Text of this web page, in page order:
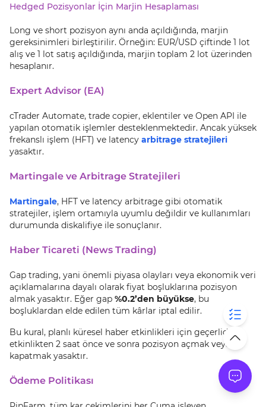
Hedged Pozisyonlar İçin Marjin Hesaplaması
Long ve short pozisyon aynı anda açıldığında, marjin
gereksinimleri birleştirilir. Örneğin: EUR/USD çiftinde 1 lot
alış ve 1 lot satış açıldığında, marjin toplam 2 lot üzerinden
hesaplanır.
Expert Advisor (EA)
cTrader Automate, trade copier, eklentiler ve Open API ile
yapılan otomatik işlemler desteklenmektedir. Ancak yüksek
frekanslı işlem (HFT) ve latency arbitrage stratejileri
yasaktır.
Martingale ve Arbitrage Stratejileri
Martingale, HFT ve latency arbitrage gibi otomatik
stratejiler, işlem ortamıyla uyumlu değildir ve kullanımları
durumunda diskalifiye ile sonuçlanır.
Haber Ticareti (News Trading)
Gap trading, yani önemli piyasa olayları veya ekonomik veri
açıklamalarına dayalı olarak fiyat boşluklarına pozisyon
almak yasaktır. Eğer gap %0.2’den büyükse, bu
boşluklardan elde edilen tüm kârlar iptal edilir.
Bu kural, planlı küresel haber etkinlikleri için geçerlidir و
etkinlikten 2 saat önce ve sonra pozisyon açmak veya
kapatmak yasaktır.
Ödeme Politikası